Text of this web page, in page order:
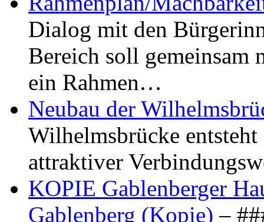
Dialog mit den
Bereich soll gemeinsam
ein Rahmen…
Neubau der
Wilhelmsbrücke
attraktiver
KOPIE Gablenberger
Gablenberg (Kopie) –